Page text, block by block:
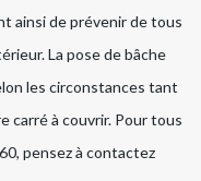
ainsi de prévenir de tous
La pose de bâche
les circonstances tant
carré à couvrir. Pour tous
pensez à contactez